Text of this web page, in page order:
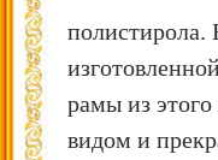
полистирола.
рамы из
видом и